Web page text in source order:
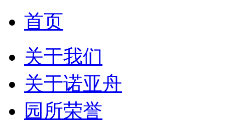
首页
关于我们
关于诺亚舟
园所荣誉